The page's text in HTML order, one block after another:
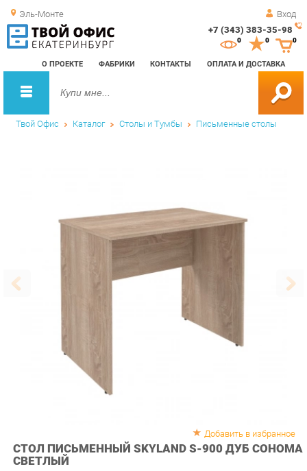
Эль-Монте Вход
+7 (343) 383-35-98
О ПРОЕКТЕ ФАБРИКИ КОНТАКТЫ ОПЛАТА И ДОСТАВКА
0 0
Твой Офис Каталог Столы и Тумбы Письменные столы
СТОЛ ПИСЬМЕННЫЙ SKYLAND S-900 ДУБ СОНОМА
СВЕТЛЫЙ
Столешница выполнена из ЛДСП толщиной 16 мм